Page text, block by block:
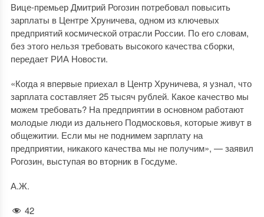
Вице-премьер Дмитрий Рогозин потребовал повысить
зарплаты в Центре Хруничева, одном из ключевых
предприятий космической отрасли России. По его словам,
без этого нельзя требовать высокого качества сборки,
передает РИА Новости.
«Когда я впервые приехал в Центр Хруничева, я узнал, что
зарплата составляет 25 тысяч рублей. Какое качество мы
можем требовать? На предприятии в основном работают
молодые люди из дальнего Подмосковья, которые живут в
общежитии. Если мы не поднимем зарплату на
предприятии, никакого качества мы не получим», — заявил
Рогозин, выступая во вторник в Госдуме.
А.Ж.
42